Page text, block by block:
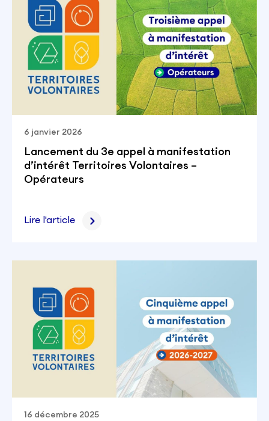
6 janvier 2026
Lancement du 3e appel à manifestation
d’intérêt Territoires Volontaires –
Opérateurs
Lire l'article
16 décembre 2025